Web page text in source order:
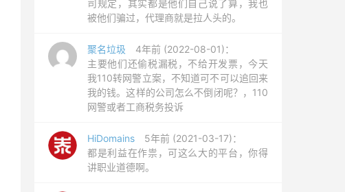
司规定，其实都是他们自己说了算，我也
被他们骗过，代理商就是拉人头的。
聚名垃圾
4年前 (2022-08-01)：
主要他们还偷税漏税，不给开发票，今天
我110转网警立案，不知道可不可以追回来
我的钱。这样的公司怎么不倒闭呢？，110
网警或者工商税务投诉
HiDomains
5年前 (2021-03-17)：
都是利益在作祟，可这么大的平台，你得
讲职业道德啊。